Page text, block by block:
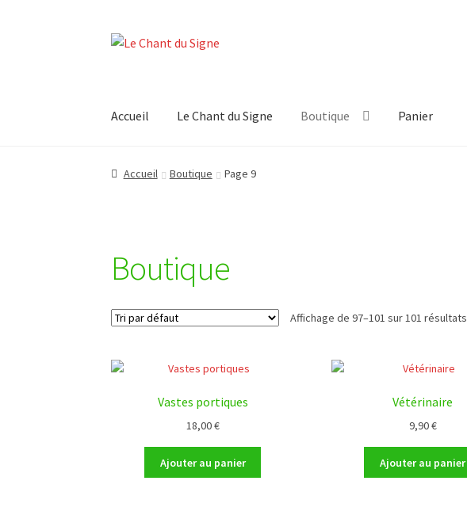
Aller
Aller
Accueil Le Chant du Signe Boutique Panier
Accueil Boutique Contact Mon compte
Accueil Boutique Page 9
Boutique
Affichage de 97–101 sur 101 résultats
Vastes portiques
18,00€
Ajouter au panier
Vétérinaire
9,90€
Ajouter au panier